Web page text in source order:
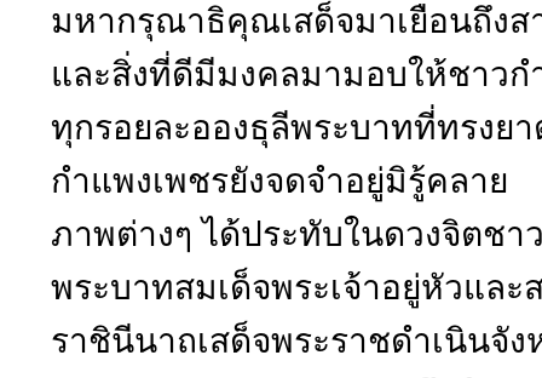
มหากรุณาธิคุณเสด็จมาเยือนถึง
และสิ่งที่ดีมีมงคลมามอบให้ชาวก
ทุกรอยละอองธุลีพระบาทที่ทรงย
กำแพงเพชรยังจดจำอยู่มิรู้คลาย
ภาพต่างๆ ได้ประทับในดวงจิตชา
พระบาทสมเด็จพระเจ้าอยู่หัวและ
ราชินีนาถเสด็จพระราชดำเนินจั